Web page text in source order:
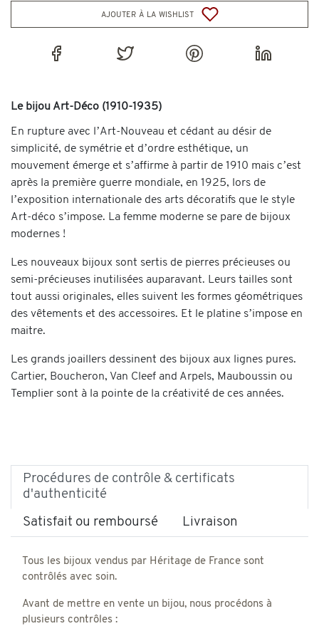
ajouter à la wishlist
Le bijou Art-Déco (1910-1935)
En rupture avec l’Art-Nouveau et cédant au désir de
simplicité, de symétrie et d’ordre esthétique, un
mouvement émerge et s’affirme à partir de 1910 mais c’est
après la première guerre mondiale, en 1925, lors de
l’exposition internationale des arts décoratifs que le style
Art-déco s’impose. La femme moderne se pare de bijoux
modernes !
Les nouveaux bijoux sont sertis de pierres précieuses ou
semi-précieuses inutilisées auparavant. Leurs tailles sont
tout aussi originales, elles suivent les formes géométriques
des vêtements et des accessoires. Et le platine s’impose en
maitre.
Les grands joaillers dessinent des bijoux aux lignes pures.
Cartier, Boucheron, Van Cleef and Arpels, Mauboussin ou
Templier sont à la pointe de la créativité de ces années.
Procédures de contrôle & certificats
d'authenticité
Satisfait ou remboursé Livraison
Tous les bijoux vendus par Héritage de France sont
contrôlés avec soin.
Avant de mettre en vente un bijou, nous procédons à
plusieurs contrôles :